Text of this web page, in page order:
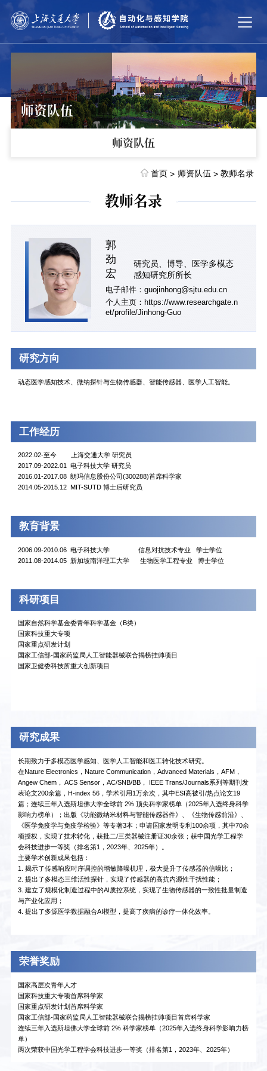
师资队伍
师资队伍
首页 > 师资队伍 > 教师名录
教师名录
郭
劲
宏
研究员、博导、医学多模态
感知研究所所长
电子邮件：guojinhong@sjtu.edu.cn
个人主页：https://www.researchgate.n
et/profile/Jinhong-Guo
研究方向
动态医学感知技术、微纳探针与生物传感器、智能传感器、医学人工智能。
工作经历
2022.02-至今 上海交通大学 研究员
2017.09-2022.01 电子科技大学 研究员
2016.01-2017.08 朗玛信息股份公司(300288)首席科学家
2014.05-2015.12 MIT-SUTD 博士后研究员
教育背景
2006.09-2010.06 电子科技大学 信息对抗技术专业 学士学位
2011.08-2014.05 新加坡南洋理工大学 生物医学工程专业 博士学位
科研项目
国家自然科学基金委青年科学基金（B类）
国家科技重大专项
国家重点研发计划
国家工信部-国家药监局人工智能器械联合揭榜挂帅项目
国家卫健委科技所重大创新项目
研究成果
长期致力于多模态医学感知、医学人工智能和医工转化技术研究。
在Nature Electronics，Nature Communication，Advanced Materials，AFM，
Angew Chem， ACS Sensor，AC/SNB/BB， IEEE Trans/Journals系列等期刊发
表论文200余篇，H-index 56，学术引用1万余次，其中ESI高被引/热点论文19
篇；连续三年入选斯坦佛大学全球前 2% 顶尖科学家榜单（2025年入选终身科学
影响力榜单）；出版《功能微纳米材料与智能传感器件》、《生物传感前沿》、
《医学免疫学与免疫学检验》等专著3本；申请国家发明专利100余项，其中70余
项授权，实现了技术转化，获批二/三类器械注册证30余张；获中国光学工程学
会科技进步一等奖（排名第1，2023年、2025年）。
主要学术创新成果包括：
1. 揭示了传感响应时序调控的增敏降噪机理，极大提升了传感器的信噪比；
2. 提出了多模态三维活性探针，实现了传感器的高抗内源性干扰性能；
3. 建立了规模化制造过程中的AI质控系统，实现了生物传感器的一致性批量制造
与产业化应用；
4. 提出了多源医学数据融合AI模型，提高了疾病的诊疗一体化效率。
荣誉奖励
国家高层次青年人才
国家科技重大专项首席科学家
国家重点研发计划首席科学家
国家工信部-国家药监局人工智能器械联合揭榜挂帅项目首席科学家
连续三年入选斯坦佛大学全球前 2% 科学家榜单（2025年入选终身科学影响力榜
单）
两次荣获中国光学工程学会科技进步一等奖（排名第1，2023年、2025年）